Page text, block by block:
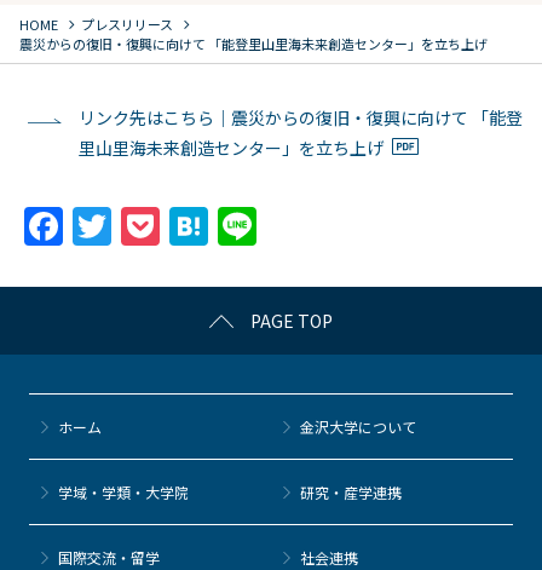
HOME chevron_right プレスリリース chevron_right
震災からの復旧・復興に向けて 「能登里山里海未来創造センター」を立ち上げ
リンク先はこちら｜震災からの復旧・復興に向けて 「能登
里山里海未来創造センター」を立ち上げ
F
c
e
b
o
o
k
T
itt
er
P
c
k
et
H
e
n
a
e
PAGE TOP
ホーム 金沢大学について
学域・学類・大学院 研究・産学連携
国際交流・留学 社会連携